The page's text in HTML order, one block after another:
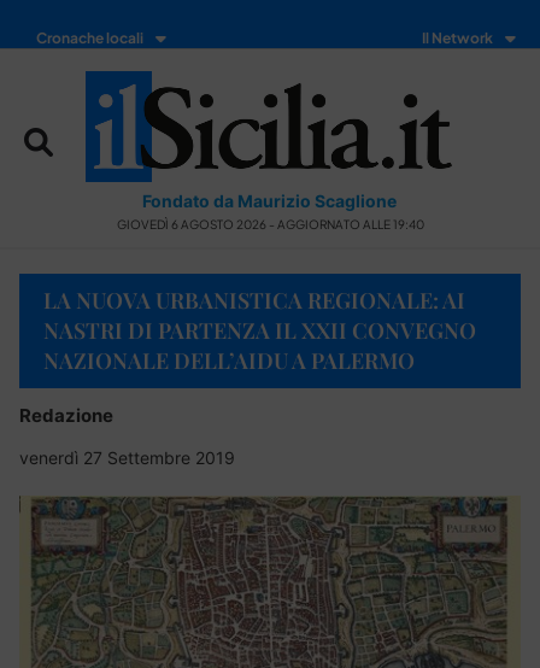
Cronache locali Il Network
Fondato da Maurizio Scaglione
GIOVEDÌ 6 AGOSTO 2026 - AGGIORNATO ALLE 19:40
LA NUOVA URBANISTICA REGIONALE: AI
NASTRI DI PARTENZA IL XXII CONVEGNO
NAZIONALE DELL’AIDU A PALERMO
Redazione
venerdì 27 Settembre 2019